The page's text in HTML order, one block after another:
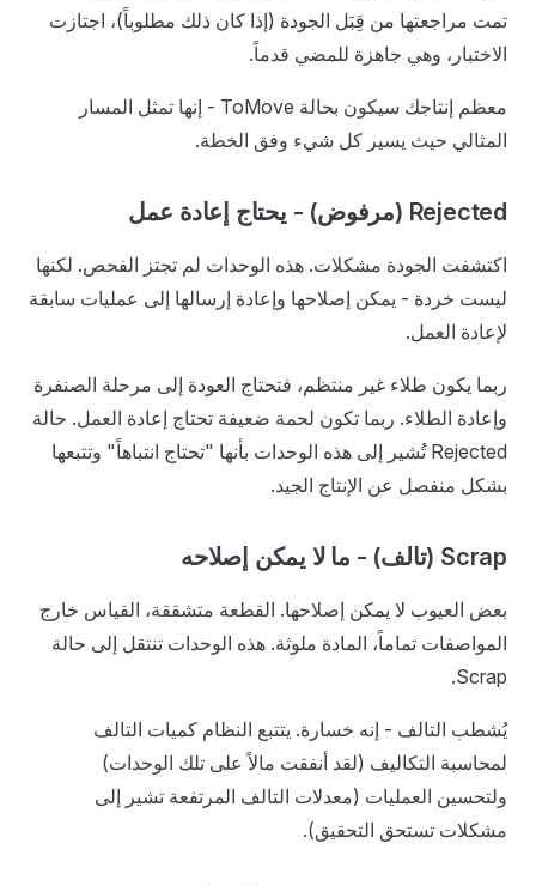
تمت مراجعتها من قِبَل الجودة (إذا كان ذلك مطلوباً)، اجتازت
الاختبار، وهي جاهزة للمضي قدماً.
معظم إنتاجك سيكون بحالة ToMove - إنها تمثل المسار
المثالي حيث يسير كل شيء وفق الخطة.
Rejected (مرفوض) - يحتاج إعادة عمل
اكتشفت الجودة مشكلات. هذه الوحدات لم تجتز الفحص. لكنها
ليست خردة - يمكن إصلاحها وإعادة إرسالها إلى عمليات سابقة
لإعادة العمل.
ربما يكون طلاء غير منتظم، فتحتاج العودة إلى مرحلة الصنفرة
وإعادة الطلاء. ربما تكون لحمة ضعيفة تحتاج إعادة العمل. حالة
Rejected تُشير إلى هذه الوحدات بأنها "تحتاج انتباهاً" وتتبعها
بشكل منفصل عن الإنتاج الجيد.
Scrap (تالف) - ما لا يمكن إصلاحه
بعض العيوب لا يمكن إصلاحها. القطعة متشققة، القياس خارج
المواصفات تماماً، المادة ملوثة. هذه الوحدات تنتقل إلى حالة
Scrap.
يُشطب التالف - إنه خسارة. يتتبع النظام كميات التالف
لمحاسبة التكاليف (لقد أنفقت مالاً على تلك الوحدات)
ولتحسين العمليات (معدلات التالف المرتفعة تشير إلى
مشكلات تستحق التحقيق).